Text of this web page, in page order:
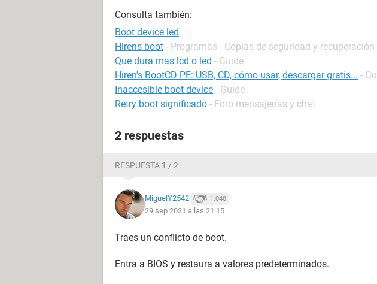
Consulta también:
Boot device led
Hirens boot - Programas - Copias de seguridad y recuperación
Que dura mas lcd o led - Guide
Hiren's BootCD PE: USB, CD, cómo usar, descargar gratis... -
Inaccesible boot device - Guide
Retry boot significado - Foro mensajerías y chat
2 respuestas
RESPUESTA 1 / 2
MiguelY2542 1.048
29 sep 2021 a las 21:15
Traes un conflicto de boot.
Entra a BIOS y restaura a valores predeterminados.